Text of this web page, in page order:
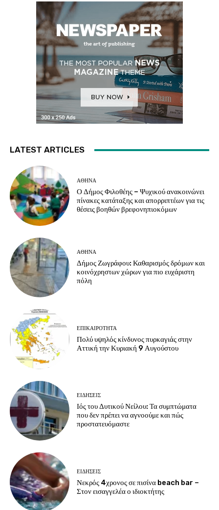
LATEST ARTICLES
ΑΘΗΝΑ
Ο Δήμος Φιλοθέης – Ψυχικού ανακοινώνει
πίνακες κατάταξης και απορριπτέων για τις
θέσεις βοηθών βρεφονηπιοκόμων
ΑΘΗΝΑ
Δήμος Ζωγράφου: Καθαρισμός δρόμων και
κοινόχρηστων χώρων για πιο ευχάριστη
πόλη
ΕΠΙΚΑΙΡΟΤΗΤΑ
Πολύ υψηλός κίνδυνος πυρκαγιάς στην
Αττική την Κυριακή 9 Αυγούστου
ΕΙΔΗΣΕΙΣ
Ιός του Δυτικού Νείλου: Τα συμπτώματα
που δεν πρέπει να αγνοούμε και πώς
προστατευόμαστε
ΕΙΔΗΣΕΙΣ
Νεκρός 4χρονος σε πισίνα beach bar –
Στον εισαγγελέα ο ιδιοκτήτης